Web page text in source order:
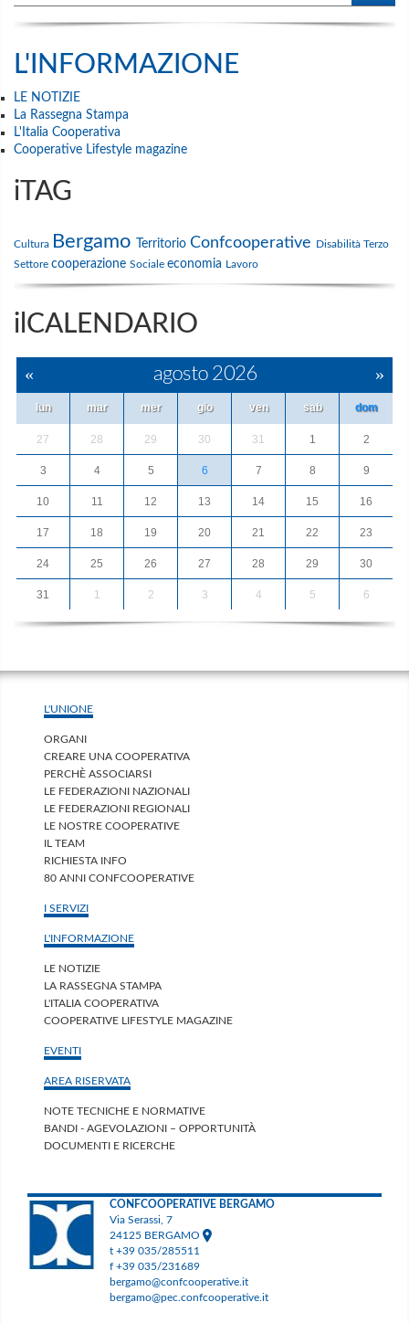
L'INFORMAZIONE
LE NOTIZIE
La Rassegna Stampa
L'Italia Cooperativa
Cooperative Lifestyle magazine
iTAG
Cultura Bergamo Territorio Confcooperative Disabilità Terzo
Settore cooperazione Sociale economia Lavoro
ilCALENDARIO
« agosto 2026 »
lun mar mer gio ven sab dom
27 28 29 30 31 1 2
3 4 5 6 7 8 9
10 11 12 13 14 15 16
17 18 19 20 21 22 23
24 25 26 27 28 29 30
31 1 2 3 4 5 6
L'UNIONE
ORGANI
CREARE UNA COOPERATIVA
PERCHÈ ASSOCIARSI
LE FEDERAZIONI NAZIONALI
LE FEDERAZIONI REGIONALI
LE NOSTRE COOPERATIVE
IL TEAM
RICHIESTA INFO
80 ANNI CONFCOOPERATIVE
I SERVIZI
L'INFORMAZIONE
LE NOTIZIE
LA RASSEGNA STAMPA
L'ITALIA COOPERATIVA
COOPERATIVE LIFESTYLE MAGAZINE
EVENTI
AREA RISERVATA
NOTE TECNICHE E NORMATIVE
BANDI - AGEVOLAZIONI – OPPORTUNITÀ
DOCUMENTI E RICERCHE
CONFCOOPERATIVE BERGAMO
Via Serassi, 7
24125 BERGAMO
t +39 035/285511
f +39 035/231689
bergamo@confcooperative.it
bergamo@pec.confcooperative.it